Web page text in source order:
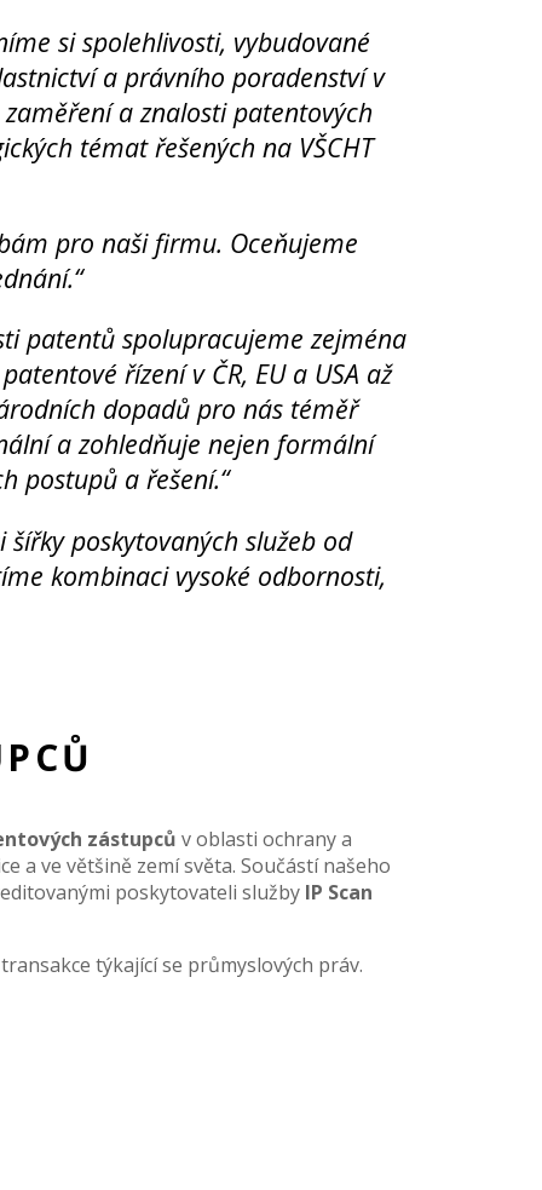
si spolehlivosti, vybudované
a právního poradenství v
a znalosti patentových
témat řešených na VŠCHT
pro naši firmu. Oceňujeme
patentů spolupracujeme zejména
řízení v ČR, EU a USA až
dopadů pro nás téměř
a zohledňuje nejen formální
postupů a řešení.“
šířky poskytovaných služeb od
kombinaci vysoké odbornosti,
zástupců v oblasti ochrany a
a ve většině zemí světa. Součástí našeho
poskytovateli služby IP Scan
týkající se průmyslových práv.